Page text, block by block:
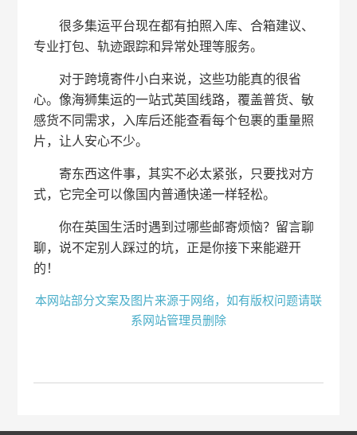
很多集运平台现在都有拍照入库、合箱建议、
专业打包、轨迹跟踪和异常处理等服务。
对于跨境寄件小白来说，这些功能真的很省
心。像海狮集运的一站式英国线路，覆盖普货、敏
感货不同需求，入库后还能查看每个包裹的重量照
片，让人安心不少。
寄东西这件事，其实不必太紧张，只要找对方
式，它完全可以像国内普通快递一样轻松。
你在英国生活时遇到过哪些邮寄烦恼？留言聊
聊，说不定别人踩过的坑，正是你接下来能避开
的！
本网站部分文案及图片来源于网络，如有版权问题请联
系网站管理员删除